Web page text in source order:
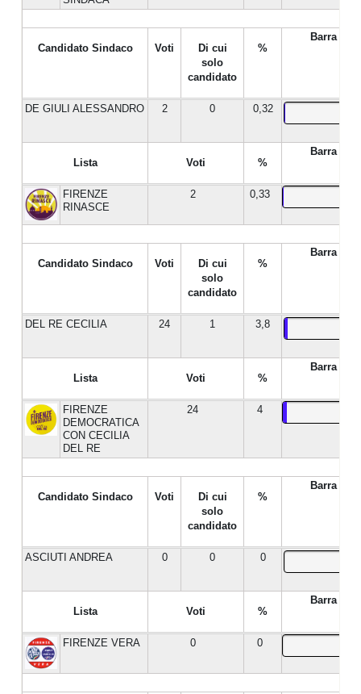
Candidato Sindaco Voti
Di cui
solo
candidato
%
Barra %
DE GIULI ALESSANDRO 2 0 0,32
Lista Voti %
Barra %
FIRENZE
RINASCE
2 0,33
Candidato Sindaco Voti
Di cui
solo
candidato
%
Barra %
DEL RE CECILIA 24 1 3,8
Lista Voti %
Barra %
FIRENZE
DEMOCRATICA
CON CECILIA
DEL RE
24 4
Candidato Sindaco Voti
Di cui
solo
candidato
%
Barra %
ASCIUTI ANDREA 0 0 0
Lista Voti %
Barra %
FIRENZE VERA 0 0